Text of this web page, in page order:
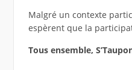
Malgré un contexte
espèrent que la
Tous ensemble,